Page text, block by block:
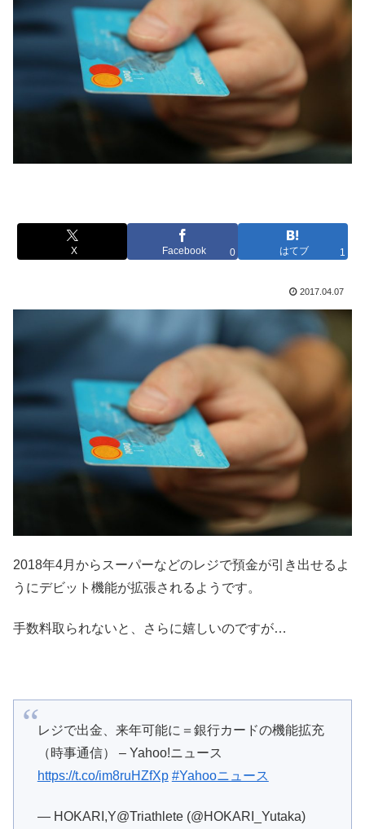
X Facebook 0 はてブ 1
2017.04.07
2018年4月からスーパーなどのレジで預金が引き出せるよ
うにデビット機能が拡張されるようです。
手数料取られないと、さらに嬉しいのですが…
レジで出金、来年可能に＝銀行カードの機能拡充
（時事通信） – Yahoo!ニュース
https://t.co/im8ruHZfXp #Yahooニュース
— HOKARI,Y@Triathlete (@HOKARI_Yutaka)